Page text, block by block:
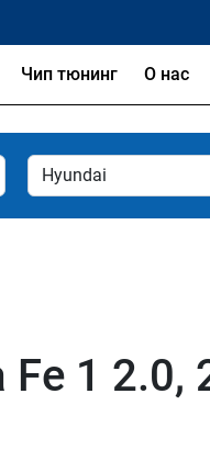
Чип тюнинг О нас
1 2.0,